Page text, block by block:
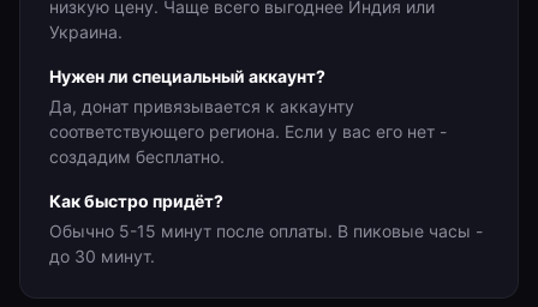
низкую цену. Чаще всего выгоднее Индия или
Украина.
Нужен ли специальный аккаунт?
Да, донат привязывается к аккаунту
соответствующего региона. Если у вас его нет -
создадим бесплатно.
Как быстро придёт?
Обычно 5-15 минут после оплаты. В пиковые часы -
до 30 минут.